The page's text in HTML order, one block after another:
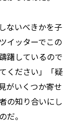
ないべきかを子
イッターでこの
躇しているので
ください」「疑
がいくつか寄せ
の知り合いにし
だ。